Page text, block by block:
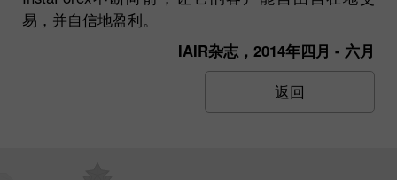
易，并自信地盈利。
IAIR杂志，2014年四月 - 六月
返回